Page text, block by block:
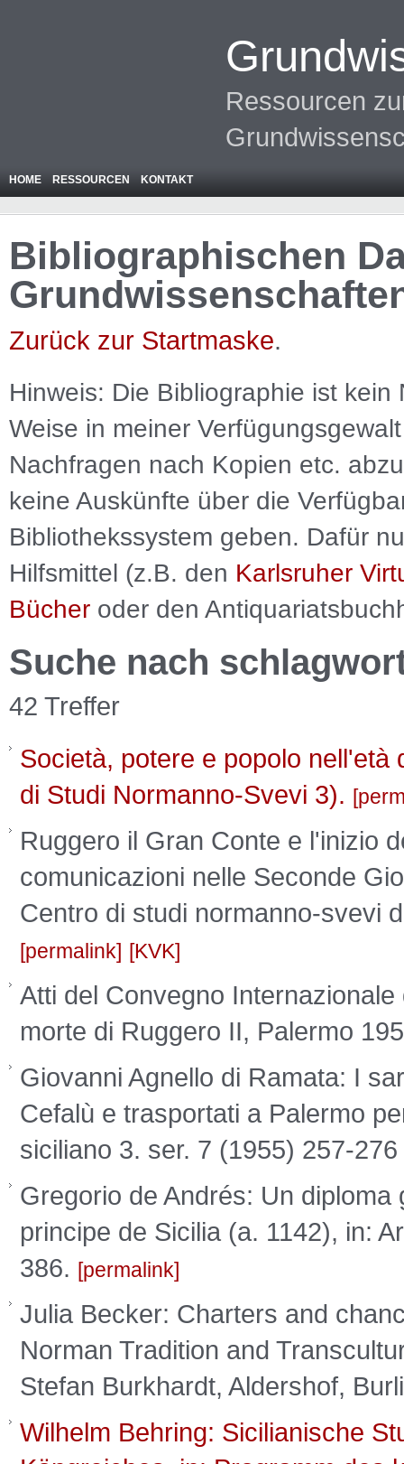
Ressourcen
HOME RESSOURCEN KONTAKT
Bibliographischen
Zurück zur Startmaske.
Hinweis: Die Bibliographie ist kein
Weise in meiner
Nachfragen nach Kopien etc.
keine Auskünfte über die
Bibliothekssystem geben. Dafür
Hilfsmittel (z.B. den Karlsruher
Bücher oder den
Suche nach
42 Treffer
Società, potere e popolo
di Studi Normanno-Svevi 3).
Ruggero il Gran Conte e l'inizio
comunicazioni nelle Seconde
Centro di studi normanno-svevi
permalink KVK
Atti del Convegno
morte di Ruggero II, Palermo
Giovanni Agnello di Ramata: I
Cefalù e trasportati a Palermo
siciliano 3. ser. 7 (1955) 257-276
Gregorio de Andrés: Un
principe de Sicilia (a. 1142), in:
386.
permalink
Julia Becker: Charters and
Norman Tradition and
Stefan Burkhardt, Aldershof,
Wilhelm Behring: Sicilianische